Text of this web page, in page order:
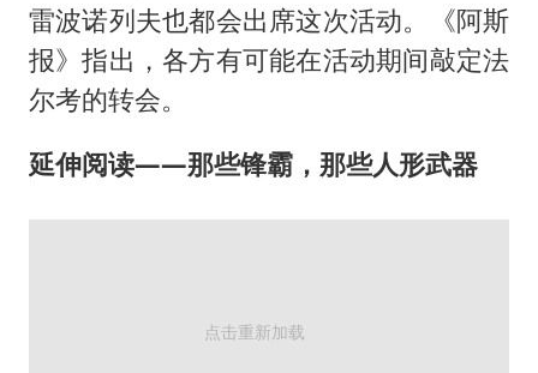
雷波诺列夫也都会出席这次活动。《阿斯
报》指出，各方有可能在活动期间敲定法
尔考的转会。
延伸阅读——那些锋霸，那些人形武器